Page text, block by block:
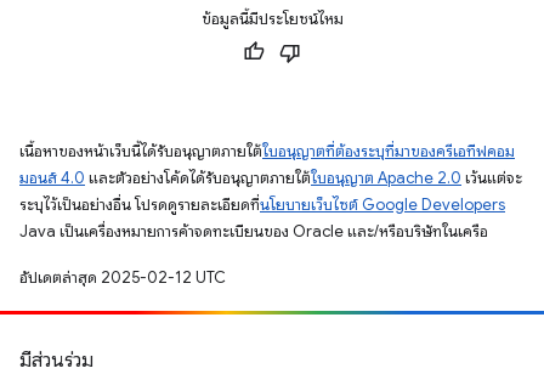
ข้อมูลนี้มีประโยชน์ไหม
เนื้อหาของหน้าเว็บนี้ได้รับอนุญาตภายใต้ใบอนุญาตที่ต้องระบุที่มาของครีเอทีฟคอม
มอนส์ 4.0 และตัวอย่างโค้ดได้รับอนุญาตภายใต้ใบอนุญาต Apache 2.0 เว้นแต่จะ
ระบุไว้เป็นอย่างอื่น โปรดดูรายละเอียดที่นโยบายเว็บไซต์ Google Developers
Java เป็นเครื่องหมายการค้าจดทะเบียนของ Oracle และ/หรือบริษัทในเครือ
อัปเดตล่าสุด 2025-02-12 UTC
มีส่วนร่วม